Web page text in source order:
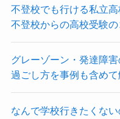
不登校でも行ける私立
不登校からの高校受験の
グレーゾーン・発達障
過ごし方を事例も含めて
なんで学校行きたくな